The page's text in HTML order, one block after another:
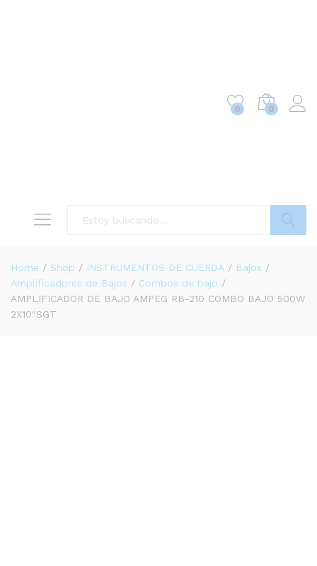
0 0
Home / Shop / INSTRUMENTOS DE CUERDA / Bajos /
Amplificadores de Bajos / Combos de bajo /
AMPLIFICADOR DE BAJO AMPEG RB-210 COMBO BAJO 500W
2X10″SGT